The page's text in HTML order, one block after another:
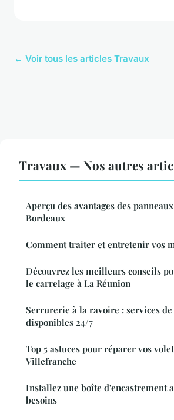
← Voir tous les articles Travaux
Travaux — Nos autres
Aperçu des avantages des
Bordeaux
Comment traiter et entretenir vos
Découvrez les meilleurs conseils
le carrelage à La Réunion
Serrurerie à la ravoire : services
disponibles 24/7
Top 5 astuces pour réparer vos
Villefranche
Installez une boîte d'encastrement
besoins